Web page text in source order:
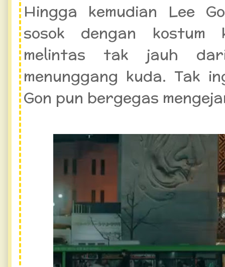
Hingga kemudian Lee
sosok dengan
melintas tak jauh
menunggang kuda. Tak
Gon pun bergegas